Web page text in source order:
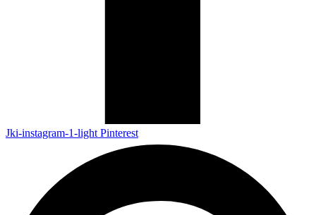
Jki-instagram-1-light Pinterest